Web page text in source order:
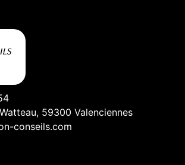
59300 Valenciennes
conseils.com